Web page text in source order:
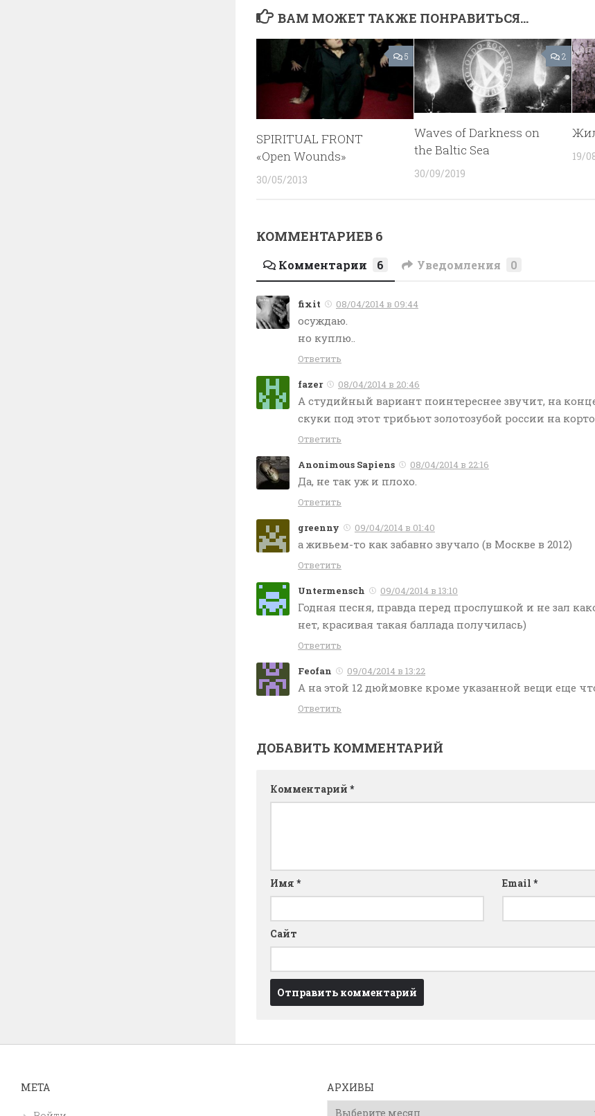
ВАМ МОЖЕТ ТАКЖЕ ПОНРАВИТЬСЯ...
5
SPIRITUAL FRONT
«Open Wounds»
30/05/2013
2
Waves of Darkness on
the Baltic Sea
30/09/2019
19/
КОММЕНТАРИЕВ 6
Комментарии 6 Уведомления 0
fixit 08/04/2014 в 09:44
осуждаю.
но куплю..
Ответить
fazer 08/04/2014 в 20:46
А студийный вариант поинтереснее звучит, на
скуки под этот трибьют золотозубой россии на
Ответить
Anonimous Sapiens 08/04/2014 в 22:16
Да, не так уж и плохо.
Ответить
greenny 09/04/2014 в 01:40
а живьем-то как забавно звучало (в Москве в 2012)
Ответить
Untermensch 09/04/2014 в 13:10
Годная песня, правда перед прослушкой и не зал
нет, красивая такая баллада получилась)
Ответить
Feofan 09/04/2014 в 13:22
А на этой 12 дюймовке кроме указанной вещи еще
Ответить
ДОБАВИТЬ КОММЕНТАРИЙ
Комментарий *
Имя * Email *
Сайт
МЕТА АРХИВЫ
Архивы